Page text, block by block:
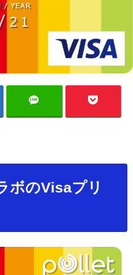
ボのVisaプリ